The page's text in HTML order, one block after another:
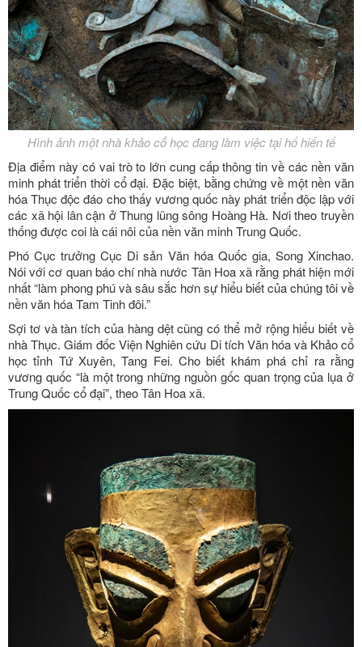
Hình ảnh một nhà khảo cổ học đang làm việc tại hố hiến tế
Địa điểm này có vai trò to lớn cung cấp thông tin về các nền văn
minh phát triển thời cổ đại. Đặc biệt, bằng chứng về một nền văn
hóa Thục độc đáo cho thấy vương quốc này phát triển độc lập với
các xã hội lân cận ở Thung lũng sông Hoàng Hà. Nơi theo truyền
thống được coi là cái nôi của nền văn minh Trung Quốc.
Phó Cục trưởng Cục Di sản Văn hóa Quốc gia, Song Xinchao.
Nói với cơ quan báo chí nhà nước Tân Hoa xã rằng phát hiện mới
nhất “làm phong phú và sâu sắc hơn sự hiểu biết của chúng tôi về
nền văn hóa Tam Tinh đôi.”
Sợi tơ và tàn tích của hàng dệt cũng có thể mở rộng hiểu biết về
nhà Thục. Giám đốc Viện Nghiên cứu Di tích Văn hóa và Khảo cổ
học tỉnh Tứ Xuyên, Tang Fei. Cho biết khám phá chỉ ra rằng
vương quốc “là một trong những nguồn gốc quan trọng của lụa ở
Trung Quốc cổ đại”, theo Tân Hoa xã.